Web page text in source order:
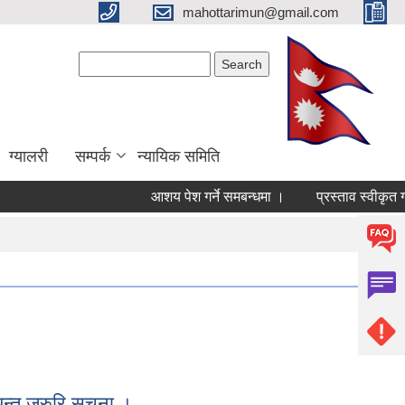
mahottarimun@gmail.com
ग्यालरी सम्पर्क न्यायिक समिति
आशय पेश गर्ने समबन्धमा । प्रस्ताव स्वीकृत